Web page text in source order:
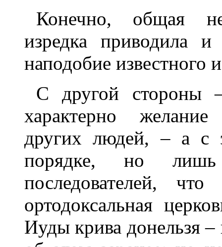
Конечно, общая
изредка приводила
наподобие известного
С другой стороны
характерно желание
других людей, – а с
порядке, но
последователей,
ортодоксальная
Иуды крива донельзя –